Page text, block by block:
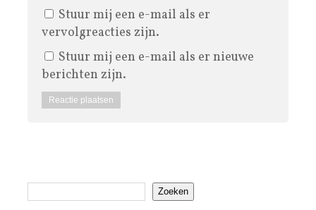
Stuur mij een e-mail als er
vervolgreacties zijn.
Stuur mij een e-mail als er nieuwe
berichten zijn.
Zoeken